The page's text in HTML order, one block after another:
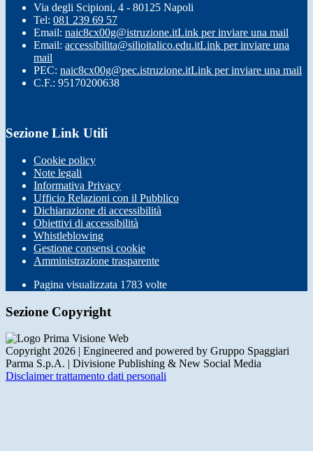
Via degli Scipioni, 4 - 80125 Napoli
Tel: 081 239 69 57
Email: naic8cx00g@istruzione.itLink per inviare una mail
Email: accessibilita@silioitalico.edu.itLink per inviare una
mail
PEC: naic8cx00g@pec.istruzione.itLink per inviare una mail
C.F.: 95170200638
Sezione Link Utili
Cookie policy
Note legali
Informativa Privacy
Ufficio Relazioni con il Pubblico
Dichiarazione di accessibilità
Obiettivi di accessibilità
Whistleblowing
Gestione consensi cookie
Amministrazione trasparente
Pagina visualizzata 1783 volte
Sezione Copyright
Copyright 2026 | Engineered and powered by Gruppo Spaggiari
Parma S.p.A. | Divisione Publishing & New Social Media
Disclaimer trattamento dati personali